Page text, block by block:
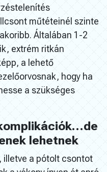
műtéteinél szinte
Általában 1-2
extrém ritkán
a lehető
hogy ha
a szükséges
lehetnek
illetve a pótolt csontot